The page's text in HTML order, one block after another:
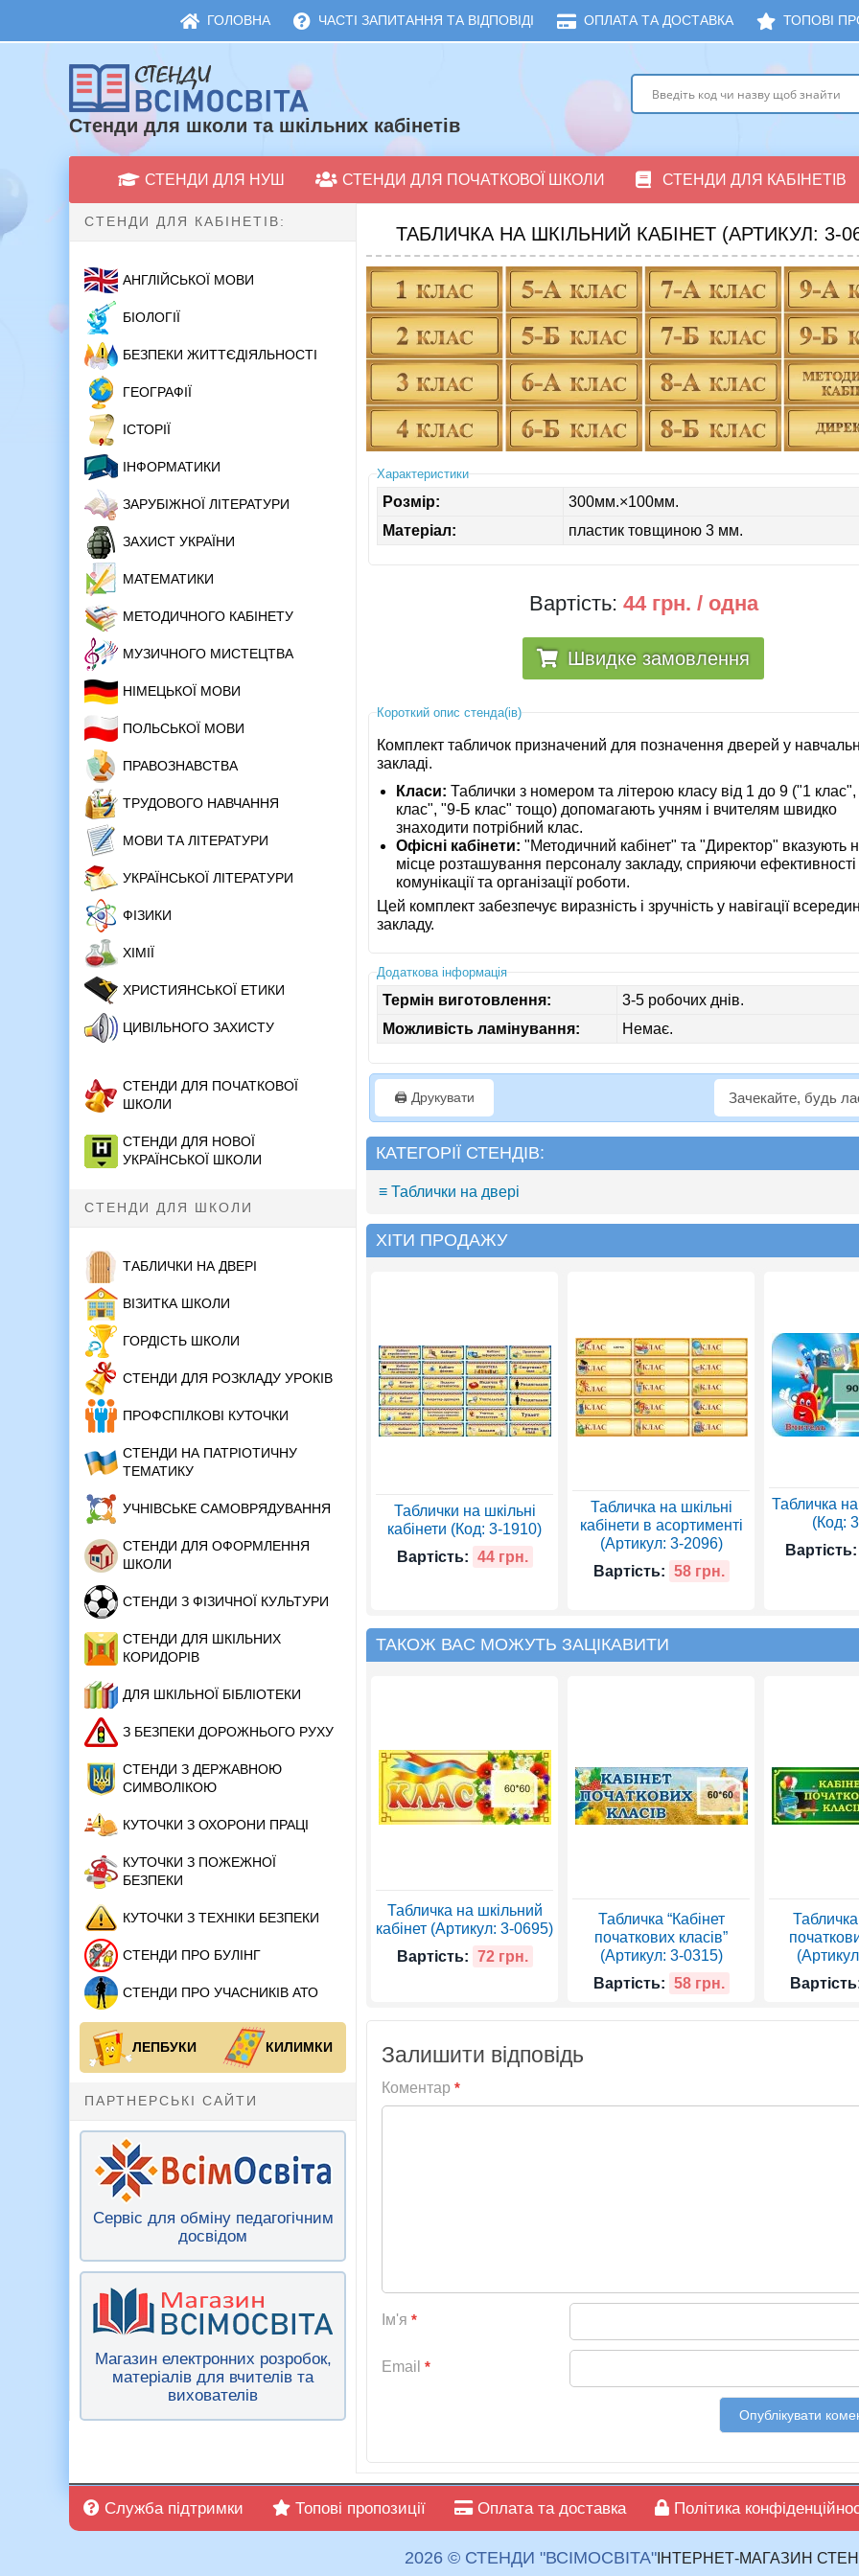
ГОЛОВНА ЧАСТІ ЗАПИТАННЯ ТА ВІДПОВІДІ ОПЛАТА ТА ДОСТАВКА ТОПОВІ
Стенди для школи та шкільних кабінетів
СТЕНДИ ДЛЯ НУШ СТЕНДИ ДЛЯ ПОЧАТКОВОЇ ШКОЛИ СТЕНДИ ДЛЯ КАБІНЕТІВ
СТЕНДИ ДЛЯ КАБІНЕТІВ:
АНГЛІЙСЬКОЇ МОВИ
БІОЛОГІЇ
БЕЗПЕКИ ЖИТТЄДІЯЛЬНОСТІ
ГЕОГРАФІЇ
ІСТОРІЇ
ІНФОРМАТИКИ
ЗАРУБІЖНОЇ ЛІТЕРАТУРИ
ЗАХИСТ УКРАЇНИ
МАТЕМАТИКИ
МЕТОДИЧНОГО КАБІНЕТУ
МУЗИЧНОГО МИСТЕЦТВА
НІМЕЦЬКОЇ МОВИ
ПОЛЬСЬКОЇ МОВИ
ПРАВОЗНАВСТВА
ТРУДОВОГО НАВЧАННЯ
МОВИ ТА ЛІТЕРАТУРИ
УКРАЇНСЬКОЇ ЛІТЕРАТУРИ
ФІЗИКИ
ХІМІЇ
ХРИСТИЯНСЬКОЇ ЕТИКИ
ЦИВІЛЬНОГО ЗАХИСТУ
СТЕНДИ ДЛЯ ПОЧАТКОВОЇ
ШКОЛИ
СТЕНДИ ДЛЯ НОВОЇ
УКРАЇНСЬКОЇ ШКОЛИ
СТЕНДИ ДЛЯ ШКОЛИ
ТАБЛИЧКИ НА ДВЕРІ
ВІЗИТКА ШКОЛИ
ГОРДІСТЬ ШКОЛИ
СТЕНДИ ДЛЯ РОЗКЛАДУ УРОКІВ
ПРОФСПІЛКОВІ КУТОЧКИ
СТЕНДИ НА ПАТРІОТИЧНУ
ТЕМАТИКУ
УЧНІВСЬКЕ САМОВРЯДУВАННЯ
СТЕНДИ ДЛЯ ОФОРМЛЕННЯ
ШКОЛИ
СТЕНДИ З ФІЗИЧНОЇ КУЛЬТУРИ
СТЕНДИ ДЛЯ ШКІЛЬНИХ
КОРИДОРІВ
ДЛЯ ШКІЛЬНОЇ БІБЛІОТЕКИ
З БЕЗПЕКИ ДОРОЖНЬОГО РУХУ
СТЕНДИ З ДЕРЖАВНОЮ
СИМВОЛІКОЮ
КУТОЧКИ З ОХОРОНИ ПРАЦІ
КУТОЧКИ З ПОЖЕЖНОЇ
БЕЗПЕКИ
КУТОЧКИ З ТЕХНІКИ БЕЗПЕКИ
СТЕНДИ ПРО БУЛІНГ
СТЕНДИ ПРО УЧАСНИКІВ АТО
ЛЕПБУКИ КИЛИМКИ
ПАРТНЕРСЬКІ САЙТИ
Сервіс для обміну педагогічним
досвідом
Магазин електронних розробок,
матеріалів для вчителів та
вихователів
ТАБЛИЧКА НА ШКІЛЬНИЙ КАБІНЕТ (АРТИКУЛ: 3-
Характеристики
Розмір:
300мм.×100мм.
Матеріал:
пластик товщиною 3 мм.
Вартість: 44 грн. / одна
Швидке замовлення
Короткий опис стенда(ів)
Комплект табличок призначений для позначення дверей у
закладі.
Класи: Таблички з номером та літерою класу від 1 до 9 ("1
клас", "9-Б клас" тощо) допомагають учням і вчителям швидко
знаходити потрібний клас.
Офісні кабінети: "Методичний кабінет" та "Директор" вказують
місце розташування персоналу закладу, сприяючи ефективності
комунікації та організації роботи.
Цей комплект забезпечує виразність і зручність у навігації
закладу.
Додаткова інформація
Термін виготовлення:
3-5 робочих днів.
Можливість ламінування:
Немає.
🖨️ Друкувати Зачекайте, будь
КАТЕГОРІЇ СТЕНДІВ:
≡ Таблички на двері
ХІТИ ПРОДАЖУ
Таблички на шкільні
кабінети (Код: 3-1910)
Вартість: 44 грн.
Табличка на шкільні
кабінети в асортименті
(Артикул: 3-2096)
Вартість: 58 грн.
Табличка на
(Код:
Вартість:
ТАКОЖ ВАС МОЖУТЬ ЗАЦІКАВИТИ
Табличка на шкільний
кабінет (Артикул: 3-0695)
Вартість: 72 грн.
Табличка “Кабінет
початкових класів”
(Артикул: 3-0315)
Вартість: 58 грн.
Табличка
Залишити відповідь
Коментар *
Ім'я *
Email *
Служба підтримки Топові пропозиції Оплата та доставка Політика
2026 © СТЕНДИ "ВСІМОСВІТА" ІНТЕРНЕТ-МАГАЗИН